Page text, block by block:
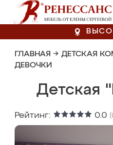
ГЛАВНАЯ → ДЕТСКАЯ
ДЕВОЧКИ
Детская
Рейтинг: 0.0 (